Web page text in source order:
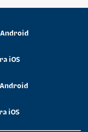
Android
iOS
iOS